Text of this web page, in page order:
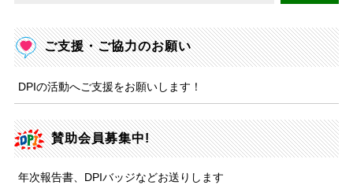
ご支援・ご協力のお願い
DPIの活動へご支援をお願いします！
賛助会員募集中!
年次報告書、DPIバッジなどお送りします